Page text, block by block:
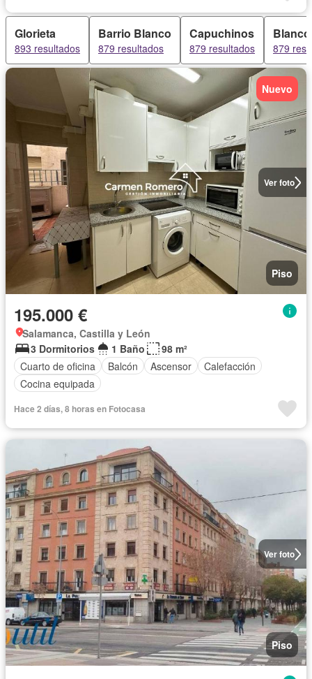
Glorieta
893 resultados
Barrio Blanco
879 resultados
Capuchinos
879 resultados
Blanco
879
Ver foto
Nuevo
Piso
195.000 €
Salamanca, Castilla y León
3 Dormitorios
1 Baño
98 m²
Cuarto de oficina
Balcón Ascensor
Calefacción
Cocina equipada
Hace 2 días, 8 horas en Fotocasa
Ver foto
Piso